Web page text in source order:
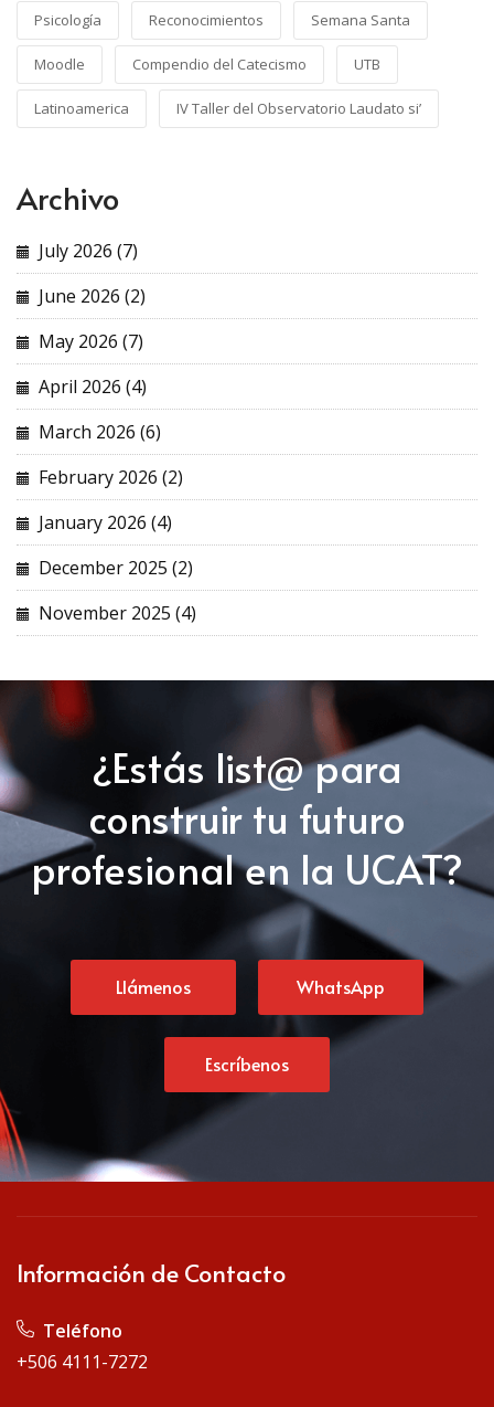
Psicología Reconocimientos Semana Santa
Moodle Compendio del Catecismo UTB
Latinoamerica IV Taller del Observatorio Laudato si’
Archivo
July 2026 (7)
June 2026 (2)
May 2026 (7)
April 2026 (4)
March 2026 (6)
February 2026 (2)
January 2026 (4)
December 2025 (2)
November 2025 (4)
¿Estás list@ para
construir tu futuro
profesional en la UCAT?
Llámenos WhatsApp
Escríbenos
Información de Contacto
Teléfono
+506 4111-7272